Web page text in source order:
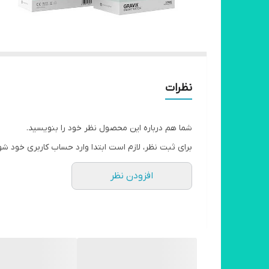
نظرات
شما هم درباره این محصول نظر خود را بنویسید.
برای ثبت نظر، لازم است ابتدا وارد حساب کاربری خود
افزودن نظر